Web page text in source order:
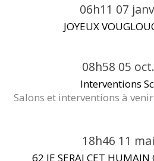
06h11 07
JOYEUX
08h58 05
Interventions
Salons et interventions à
18h46 11
62 JE SERAI CET